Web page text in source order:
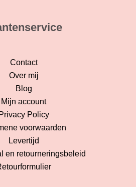
Contact
Over mij
Blog
Mijn account
Privacy Policy
voorwaarden
Levertijd
en retourneringsbeleid